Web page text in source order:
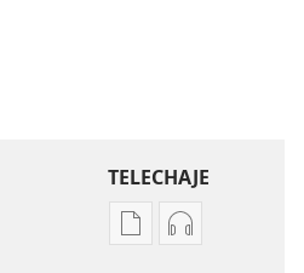
TELECHAJE
OpsyonOpsyon